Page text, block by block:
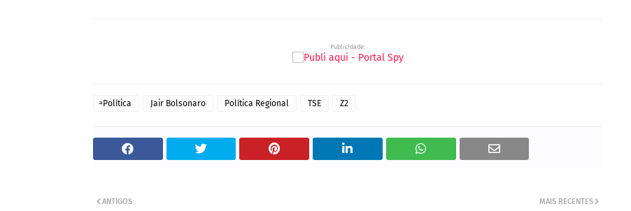
Publicidade:
ͣ Política Jair Bolsonaro Política Regional TSE Z2
MAIS RECENTES
ANTIGOS